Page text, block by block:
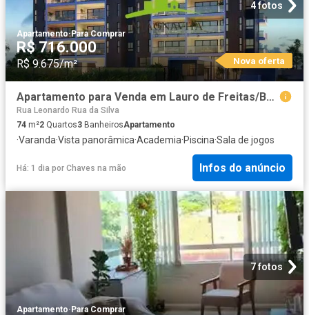
4 fotos
Apartamento·Para Comprar
R$ 716.000
R$ 9.675/m² Nova oferta
Apartamento para Venda em Lauro de Freitas/BA Miragem 2 Quartos
Rua Leonardo Rua da Silva
74 m²2 Quartos3 BanheirosApartamento
·Varanda·Vista panorâmica·Academia·Piscina·Sala de jogos
Há: 1 dia por Chaves na mão Infos do anúncio
7 fotos
Apartamento· Para Comprar